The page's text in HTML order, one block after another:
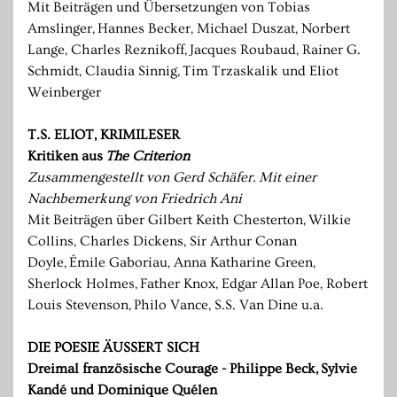
Mit Beiträgen und Übersetzungen von Tobias
Amslinger, Hannes Becker, Michael Duszat, Norbert
Lange, Charles Reznikoff, Jacques Roubaud, Rainer G.
Schmidt, Claudia Sinnig, Tim Trzaskalik und Eliot
Weinberger
T.S. ELIOT, KRIMILESER
Kritiken aus The Criterion
Zusammengestellt von Gerd Schäfer. Mit einer
Nachbemerkung von Friedrich Ani
Mit Beiträgen über Gilbert Keith Chesterton, Wilkie
Collins, Charles Dickens, Sir Arthur Conan
Doyle, Émile Gaboriau, Anna Katharine Green,
Sherlock Holmes, Father Knox, Edgar Allan Poe, Robert
Louis Stevenson, Philo Vance, S.S. Van Dine u.a.
DIE POESIE ÄUSSERT SICH
Dreimal französische Courage - Philippe Beck, Sylvie
Kandé und Dominique Quélen